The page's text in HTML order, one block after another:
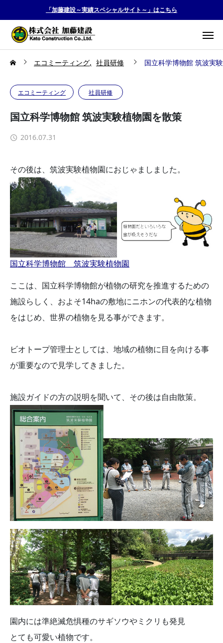
「加藤建設～実績スペシャルサイト～」はこちら
エコミーティング 社員研修 国立科学博物館 筑波実
エコミーティング 社員研修
国立科学博物館 筑波実験植物園を散策
2016.07.31
その後は、筑波実験植物園におじゃましました。
国立科学博物館 筑波実験植物園
ここは、国立科学博物館が植物の研究を推進するための
施設らしく、およそ14haの敷地にニホンの代表的な植物
をはじめ、世界の植物を見る事ができます。
ビオトープ管理士としては、地域の植物に目を向ける事
が重要なので見学してきました。
施設ガイドの方の説明を聞いて、その後は自由散策。
園内には準絶滅危惧種のサギソウやミクリも発見
とても可愛い植物です。